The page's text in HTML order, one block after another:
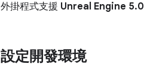
外掛程式支援 Unreal Engine 5.0
設定開發環境